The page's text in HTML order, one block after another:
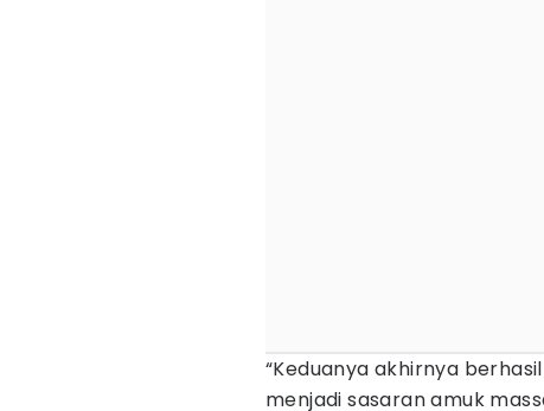
“Keduanya akhirnya
menjadi sasaran amuk